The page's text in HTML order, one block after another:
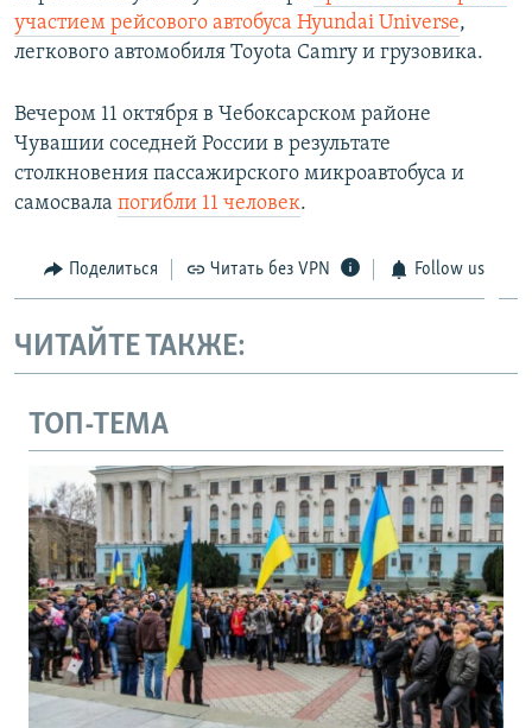
участием рейсового автобуса Hyundai Universe,
легкового автомобиля Toуota Camry и грузовика.
Вечером 11 октября в Чебоксарском районе
Чувашии соседней России в результате
столкновения пассажирского микроавтобуса и
самосвала погибли 11 человек.
Поделиться Читать без VPN Follow us
ЧИТАЙТЕ ТАКЖЕ:
ТОП-ТЕМА